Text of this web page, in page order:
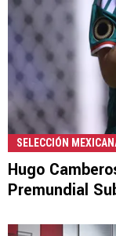
SELECCIÓN
Hugo
Premundial